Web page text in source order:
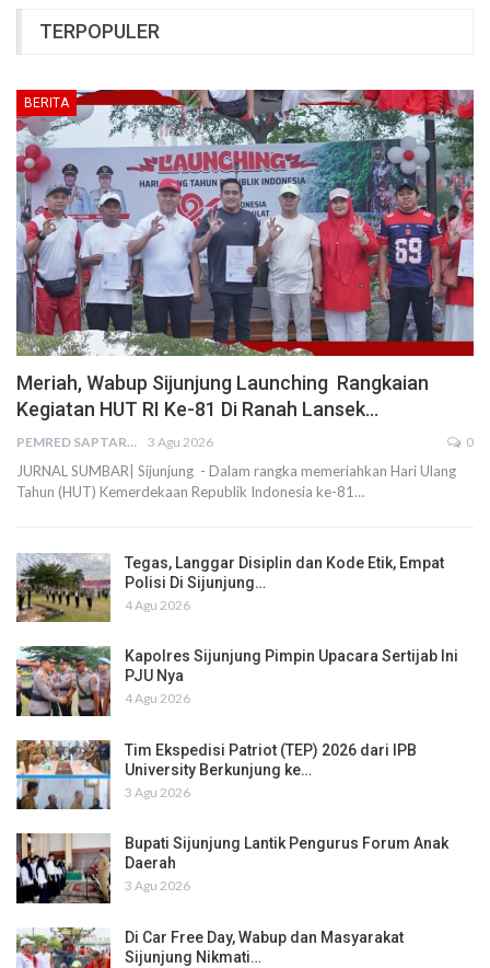
TERPOPULER
BERITA
Meriah, Wabup Sijunjung Launching Rangkaian
Kegiatan HUT RI Ke-81 Di Ranah Lansek…
PEMRED SAPTARIUS 3 Agu 2026 0
JURNAL SUMBAR| Sijunjung - Dalam rangka memeriahkan Hari Ulang
Tahun (HUT) Kemerdekaan Republik Indonesia ke-81…
Tegas, Langgar Disiplin dan Kode Etik, Empat
Polisi Di Sijunjung…
4 Agu 2026
Kapolres Sijunjung Pimpin Upacara Sertijab Ini
PJU Nya
4 Agu 2026
Tim Ekspedisi Patriot (TEP) 2026 dari IPB
University Berkunjung ke…
3 Agu 2026
Bupati Sijunjung Lantik Pengurus Forum Anak
Daerah
3 Agu 2026
Di Car Free Day, Wabup dan Masyarakat
Sijunjung Nikmati…